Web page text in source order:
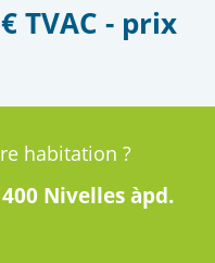
TVAC - prix
habitation ?
Nivelles àpd.